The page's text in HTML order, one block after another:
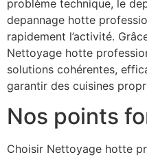
problème technique, le
depannage hotte
rapidement l’activité.
Nettoyage hotte
solutions cohérentes,
garantir des cuisines
Nos points
Choisir Nettoyage hotte